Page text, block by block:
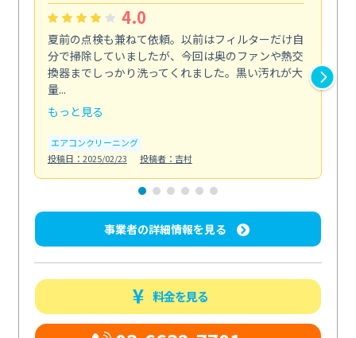
4.0
夏前の点検も兼ねて依頼。以前はフィルターだけ自
分で掃除していましたが、今回は奥のファンや熱交
換器までしっかり洗ってくれました。黒い汚れが大
量...
もっと見る
エアコンクリーニング
投稿日：2025/02/23
投稿者：吉村
事業者の詳細情報を見る
料金を見る